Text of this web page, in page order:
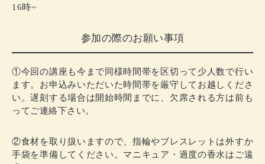
16時~
参加の際のお願い事項
①今回の講座も今まで同様時間帯を区切って少人数で行い
ます。お申込みいただいた時間帯を厳守してお越しくださ
い。遅刻する場合は開始時間までに、欠席される方は前も
ってご連絡下さい。
②食材を取り扱いますので、指輪やブレスレットは外すか
手袋を準備してください。マニキュア・過度の香水はご遠